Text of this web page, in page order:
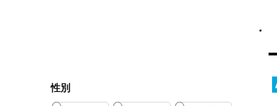
性別